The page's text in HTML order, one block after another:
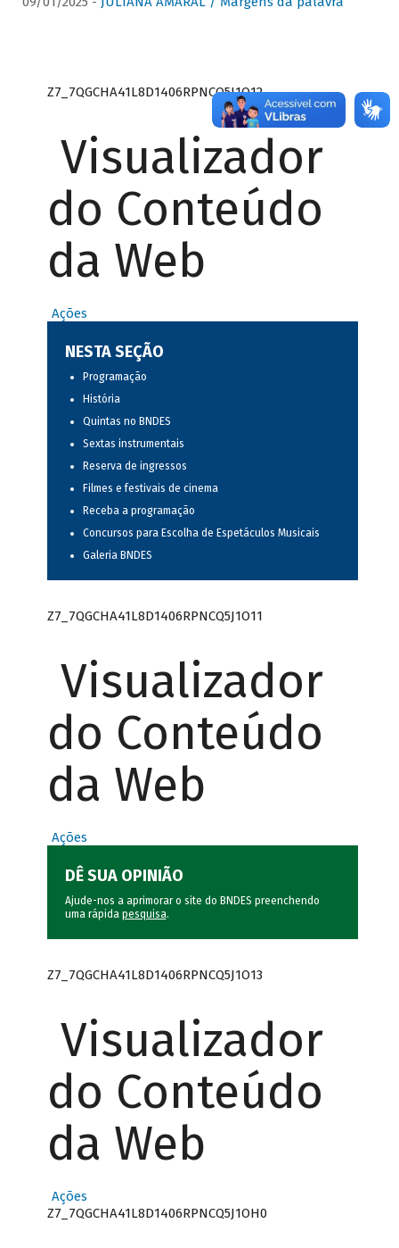
Z7_7QGCHA41L8D1406RPNCQ5J1O12
Visualizador
do Conteúdo
da Web
Ações
NESTA SEÇÃO
Programação
História
Quintas no BNDES
Sextas instrumentais
Reserva de ingressos
Filmes e festivais de cinema
Receba a programação
Concursos para Escolha de Espetáculos Musicais
Galeria BNDES
Z7_7QGCHA41L8D1406RPNCQ5J1O11
Visualizador
do Conteúdo
da Web
Ações
DÊ SUA OPINIÃO
Ajude-nos a aprimorar o site do BNDES preenchendo
uma rápida pesquisa.
Z7_7QGCHA41L8D1406RPNCQ5J1O13
Visualizador
do Conteúdo
da Web
Ações
Z7_7QGCHA41L8D1406RPNCQ5J1OH0